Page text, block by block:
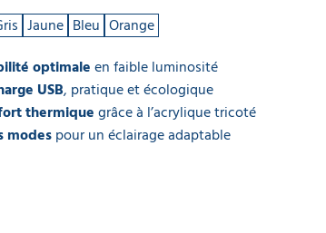
Jaune Bleu Orange
optimaleen faible luminosité
USB, pratique et écologique
thermiquegrâce à l’acrylique tricoté
modespour un éclairage adaptable